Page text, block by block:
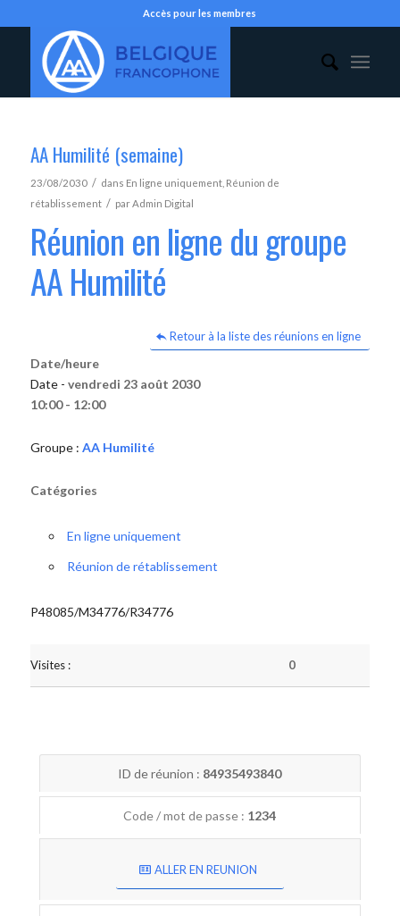
Accès pour les membres
AA Humilité (semaine)
23/08/2030 / dans En ligne uniquement, Réunion de
rétablissement / parAdmin Digital
Réunion en ligne du groupe
AA Humilité
Retour à la liste des réunions en ligne
Date/heure
Date - vendredi 23 août 2030
10:00 - 12:00
Groupe : AA Humilité
Catégories
En ligne uniquement
Réunion de rétablissement
P48085/M34776/R34776
Visites : 0
ID de réunion : 84935493840
Code / mot de passe : 1234
ALLER EN REUNION